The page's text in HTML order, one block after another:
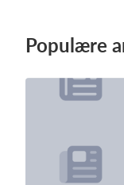
Populære